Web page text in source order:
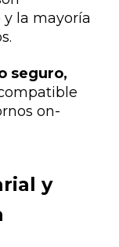
la mayoría
seguro,
on-
y